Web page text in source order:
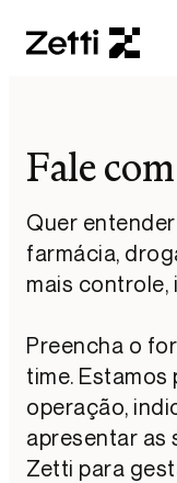
Fale
Quer
farmácia,
mais controle,
Preencha o
time.
operação,
apresentar as
Zetti para